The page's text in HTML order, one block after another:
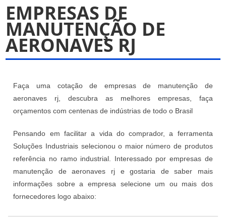
EMPRESAS DE
MANUTENÇÃO DE
AERONAVES RJ
Faça uma cotação de empresas de manutenção de
aeronaves rj, descubra as melhores empresas, faça
orçamentos com centenas de indústrias de todo o Brasil
Pensando em facilitar a vida do comprador, a ferramenta
Soluções Industriais selecionou o maior número de produtos
referência no ramo industrial. Interessado por empresas de
manutenção de aeronaves rj e gostaria de saber mais
informações sobre a empresa selecione um ou mais dos
fornecedores logo abaixo: